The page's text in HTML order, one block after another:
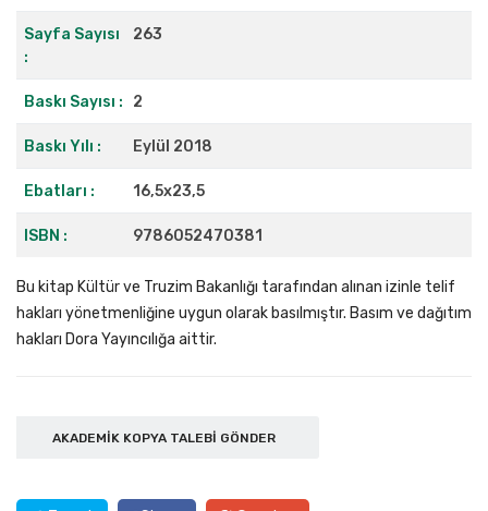
Sayfa Sayısı
:
263
Baskı Sayısı : 2
Baskı Yılı : Eylül 2018
Ebatları : 16,5x23,5
ISBN : 9786052470381
Bu kitap Kültür ve Truzim Bakanlığı tarafından alınan izinle telif
hakları yönetmenliğine uygun olarak basılmıştır. Basım ve dağıtım
hakları Dora Yayıncılığa aittir.
AKADEMIK KOPYA TALEBI GÖNDER